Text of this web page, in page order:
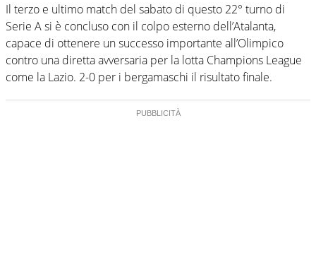
Il terzo e ultimo match del sabato di questo 22° turno di
Serie A si è concluso con il colpo esterno dell’Atalanta,
capace di ottenere un successo importante all’Olimpico
contro una diretta avversaria per la lotta Champions League
come la Lazio. 2-0 per i bergamaschi il risultato finale.